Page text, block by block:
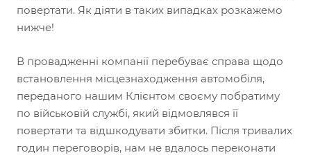
повертати. Як діяти в таких випадках розкажемо
нижче!
В провадженні компанії перебуває справа щодо
встановлення місцезнаходження автомобіля,
переданого нашим Клієнтом своєму побратиму
по військовій службі, який відмовлявся її
повертати та відшкодувати збитки. Після тривалих
годин переговорів, нам не вдалось переконати